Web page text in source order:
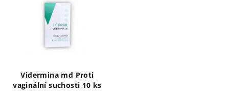
Vidermina md Proti
vaginální suchosti 10 ks